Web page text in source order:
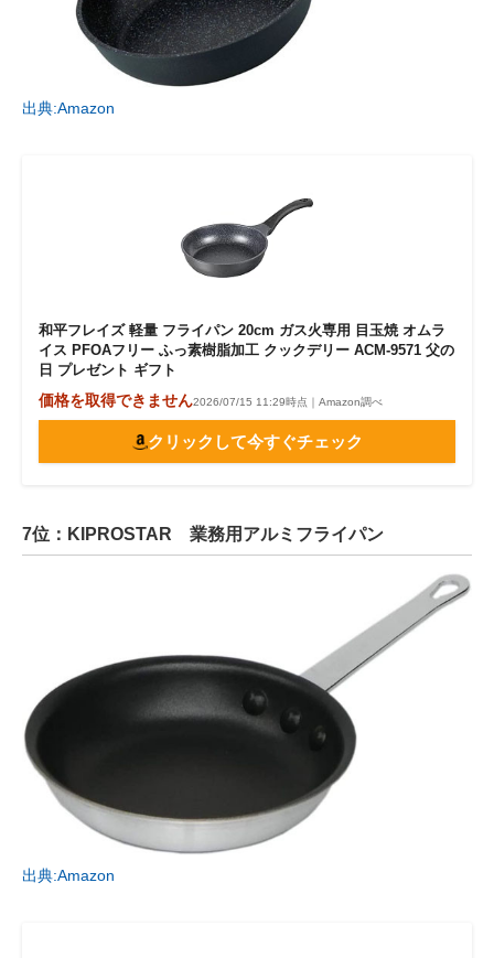
出典:Amazon
和平フレイズ 軽量 フライパン 20cm ガス火専用 目玉焼 オムラ
イス PFOAフリー ふっ素樹脂加工 クックデリー ACM-9571 父の
日 プレゼント ギフト
価格を取得できません2026/07/15 11:29時点｜Amazon調べ
クリックして今すぐチェック
7位：KIPROSTAR 業務用アルミフライパン
出典:Amazon